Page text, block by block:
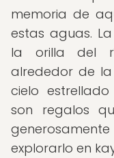
memoria de
estas aguas.
la orilla del
alrededor de
cielo
son regalos
explorarlo en